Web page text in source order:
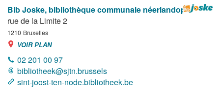
Bib Joske, bibliothèque communale néerlandophone
rue de la Limite 2
1210 Bruxelles
VOIR PLAN
02 201 00 97
bibliotheek@sjtn.brussels
sint-joost-ten-node.bibliotheek.be